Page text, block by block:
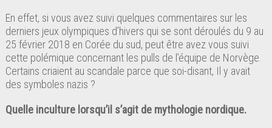
En effet, si vous avez suivi quelques commentaires sur les
derniers jeux olympiques d’hivers qui se sont déroulés du 9 au
25 février 2018 en Corée du sud, peut être avez vous suivi
cette polémique concernant les pulls de l’équipe de Norvège.
Certains criaient au scandale parce que soi-disant, Il y avait
des symboles nazis ?
Quelle inculture lorsqu’il s’agit de mythologie nordique.